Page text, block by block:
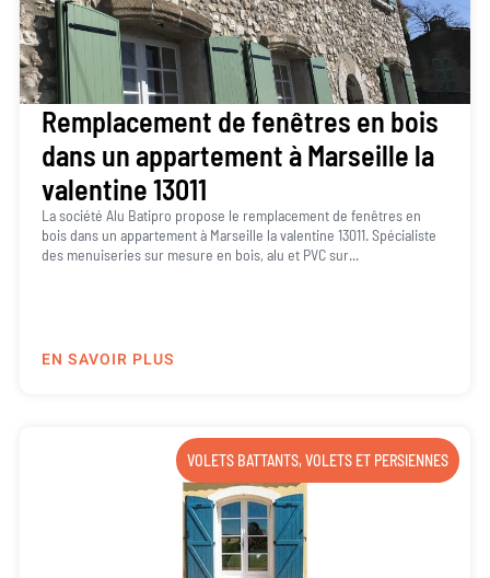
Remplacement de fenêtres en bois
dans un appartement à Marseille la
valentine 13011
La société Alu Batipro propose le remplacement de fenêtres en
bois dans un appartement à Marseille la valentine 13011. Spécialiste
des menuiseries sur mesure en bois, alu et PVC sur...
EN SAVOIR PLUS
VOLETS BATTANTS,VOLETS ET PERSIENNES